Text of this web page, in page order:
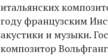
итальянских
году французским
акустики и музыки.
композитор